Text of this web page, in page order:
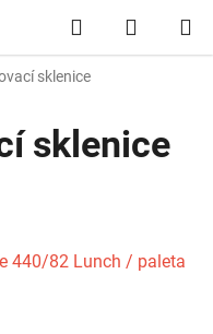
Hľadať
KOŠÍK
sklenice
sklenice
440/82 Lunch / paleta